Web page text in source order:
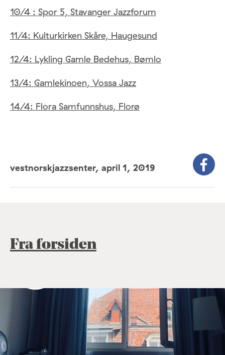
10/4 : Spor 5, Stavanger Jazzforum
11/4: Kulturkirken Skåre, Haugesund
12/4: Lykling Gamle Bedehus, Bømlo
13/4: Gamlekinoen, Vossa Jazz
14/4: Flora Samfunnshus, Florø
vestnorskjazzsenter, april 1, 2019
Fra forsiden